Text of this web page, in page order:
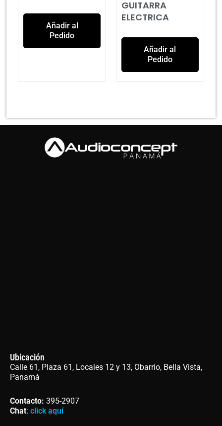
Añadir al
Pedido
GUITARRA
ELECTRICA
Añadir al
Pedido
Ubicación
Calle 61, Plaza 61, Locales 12 y 13, Obarrio, Bella Vista,
Panamá
Contacto: 395-2907
Chat: click aquí